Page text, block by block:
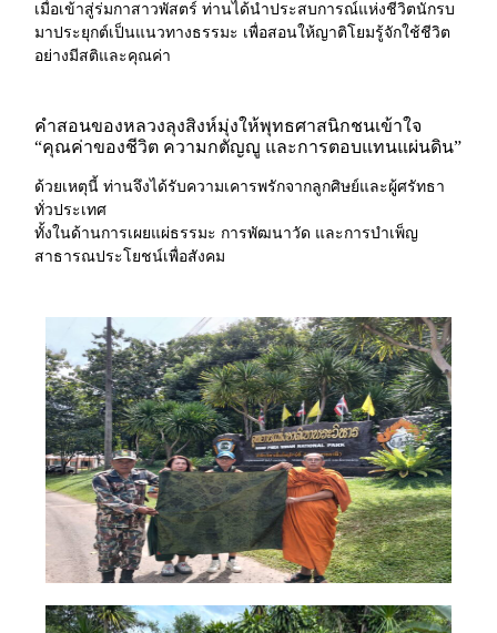
เมื่อเข้าสู่ร่มกาสาวพัสตร์ ท่านได้นำประสบการณ์แห่งชีวิตนักรบ
มาประยุกต์เป็นแนวทางธรรมะ เพื่อสอนให้ญาติโยมรู้จักใช้ชีวิต
อย่างมีสติและคุณค่า
คำสอนของหลวงลุงสิงห์มุ่งให้พุทธศาสนิกชนเข้าใจ
“คุณค่าของชีวิต ความกตัญญู และการตอบแทนแผ่นดิน”
ด้วยเหตุนี้ ท่านจึงได้รับความเคารพรักจากลูกศิษย์และผู้ศรัทธา
ทั่วประเทศ
ทั้งในด้านการเผยแผ่ธรรมะ การพัฒนาวัด และการบำเพ็ญ
สาธารณประโยชน์เพื่อสังคม